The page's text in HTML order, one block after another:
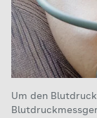
Um den